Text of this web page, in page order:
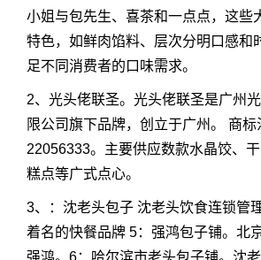
小姐与包先生、喜茶和一点点，这些
特色，如鲜肉馅料、层次分明口感和
足不同消费者的口味需求。
2、光头佬联圣。光头佬联圣是广州
限公司旗下品牌，创立于广州。 商标
22056333。主要供应数款水晶饺、干
糕点等广式点心。
3、：沈老头包子 沈老头饮食连锁管
着名的快餐品牌 5：强鸿包子铺。北
强鸿。6：哈尔滨市老头包子铺。沈